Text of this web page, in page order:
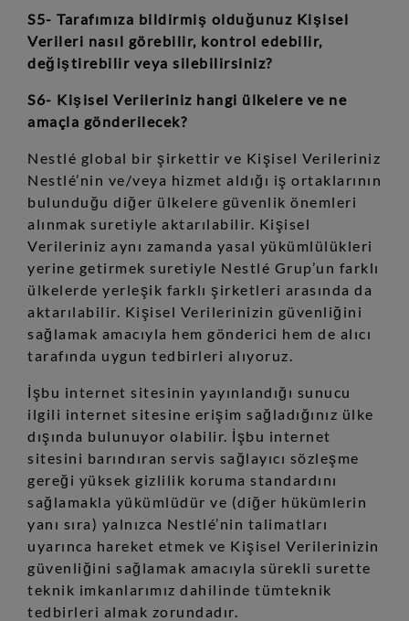
S5- Tarafımıza bildirmiş olduğunuz Kişisel
Verileri nasıl görebilir, kontrol edebilir,
değiştirebilir veya silebilirsiniz?
S6- Kişisel Verileriniz hangi ülkelere ve ne
amaçla gönderilecek?
Nestlé global bir şirkettir ve Kişisel Verileriniz
Nestlé’nin ve/veya hizmet aldığı iş ortaklarının
bulunduğu diğer ülkelere güvenlik önemleri
alınmak suretiyle aktarılabilir. Kişisel
Verileriniz aynı zamanda yasal yükümlülükleri
yerine getirmek suretiyle Nestlé Grup’un farklı
ülkelerde yerleşik farklı şirketleri arasında da
aktarılabilir. Kişisel Verilerinizin güvenliğini
sağlamak amacıyla hem gönderici hem de alıcı
tarafında uygun tedbirleri alıyoruz.
İşbu internet sitesinin yayınlandığı sunucu
ilgili internet sitesine erişim sağladığınız ülke
dışında bulunuyor olabilir. İşbu internet
sitesini barındıran servis sağlayıcı sözleşme
gereği yüksek gizlilik koruma standardını
sağlamakla yükümlüdür ve (diğer hükümlerin
yanı sıra) yalnızca Nestlé’nin talimatları
uyarınca hareket etmek ve Kişisel Verilerinizin
güvenliğini sağlamak amacıyla sürekli surette
teknik imkanlarımız dahilinde tümteknik
tedbirleri almak zorundadır.